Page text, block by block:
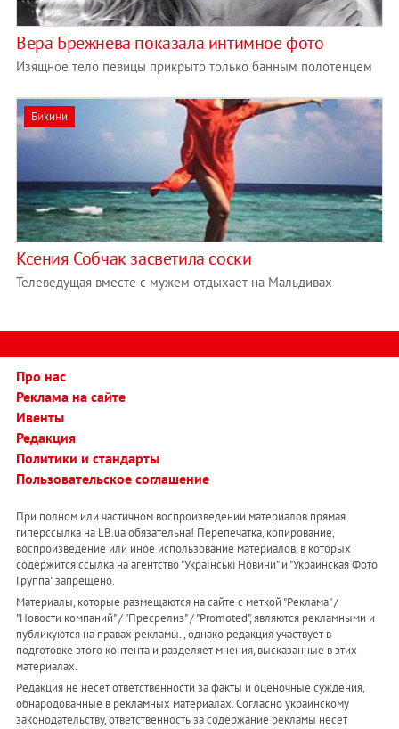
Вера Брежнева показала интимное фото
Изящное тело певицы прикрыто только банным полотенцем
Бикини
Ксения Собчак засветила соски
Телеведущая вместе с мужем отдыхает на Мальдивах
Про нас
Реклама на сайте
Ивенты
Редакция
Политики и стандарты
Пользовательское соглашение
При полном или частичном воспроизведении материалов прямая
гиперссылка на LB.ua обязательна! Перепечатка, копирование,
воспроизведение или иное использование материалов, в которых
содержится ссылка на агентство "Українськi Новини" и "Украинская Фото
Группа" запрещено.
Материалы, которые размещаются на сайте с меткой "Реклама" /
"Новости компаний" / "Пресрелиз" / "Promoted", являются рекламными и
публикуются на правах рекламы. , однако редакция участвует в
подготовке этого контента и разделяет мнения, высказанные в этих
материалах.
Редакция не несет ответственности за факты и оценочные суждения,
обнародованные в рекламных материалах. Согласно украинскому
законодательству, ответственность за содержание рекламы несет